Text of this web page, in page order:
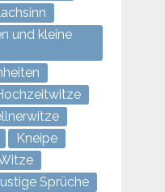
und kleine
Kneipe
Sprüche